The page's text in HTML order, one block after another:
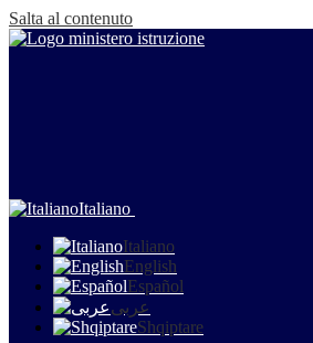
Salta al contenuto
Italiano
Italiano
English
Español
عربى
Shqiptare